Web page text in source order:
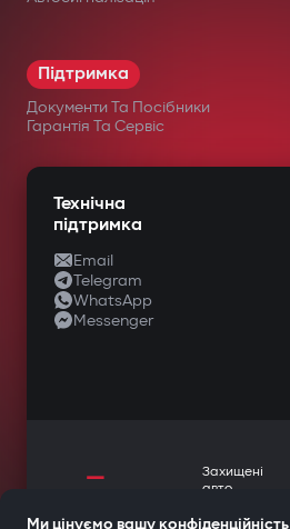
Підтримка
Документи Та Посібники
Гарантія Та Сервіс
Технічна
підтримка
Email
Telegram
WhatsApp
Messenger
—
Захищені
авто
Ми цінуємо вашу конфіденційність